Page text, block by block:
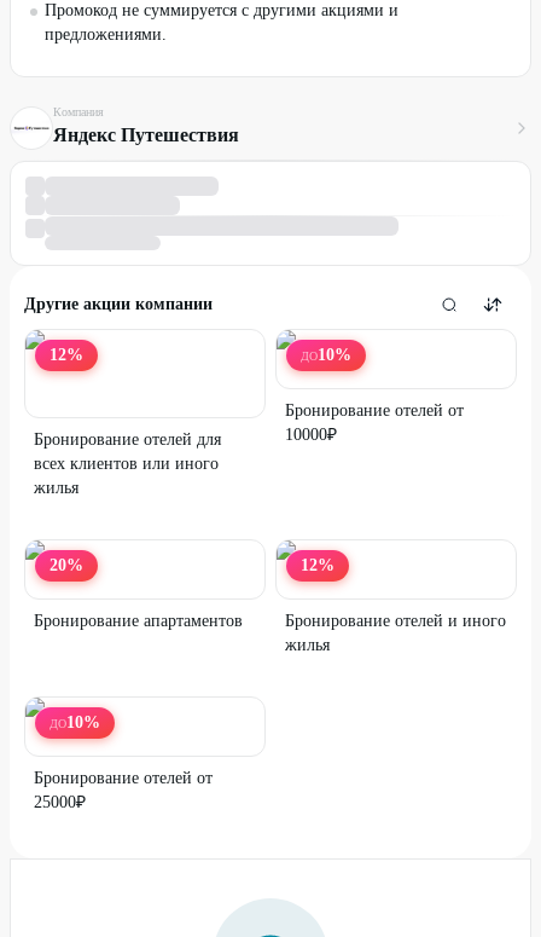
Промокод не суммируется с другими акциями и
предложениями.
Компания
Яндекс Путешествия
Другие акции компании
12%
Бронирование отелей для
всех клиентов или иного
жилья
ДО10%
Бронирование отелей от
10000₽
20%
Бронирование апартаментов
12%
Бронирование отелей и иного
жилья
ДО10%
Бронирование отелей от
25000₽